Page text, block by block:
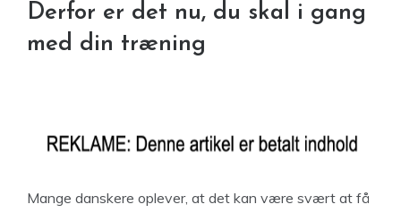
Derfor er det nu, du skal i gang
med din træning
Mange danskere oplever, at det kan være svært at få